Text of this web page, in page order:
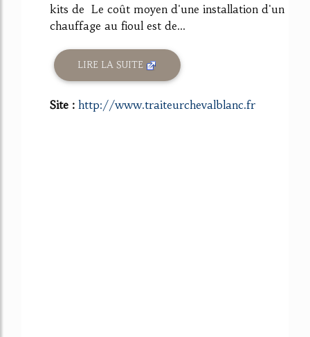
kits de Le coût moyen d'une installation d'un
chauffage au fioul est de...
LIRE LA SUITE
Site : http://www.traiteurchevalblanc.fr